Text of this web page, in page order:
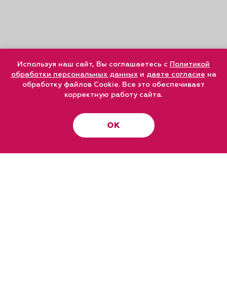
Используя наш сайт, Вы соглашаетесь с Политикой
обработки персональных данныхи даете согласие на
обработку файлов Cookie. Все это обеспечивает
корректную работу сайта.
ОК